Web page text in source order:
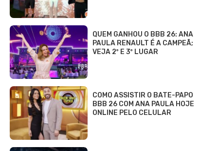
QUEM GANHOU O BBB 26: ANA
PAULA RENAULT É A CAMPEÃ;
VEJA 2º E 3º LUGAR
COMO ASSISTIR O BATE-PAPO
BBB 26 COM ANA PAULA HOJE
ONLINE PELO CELULAR